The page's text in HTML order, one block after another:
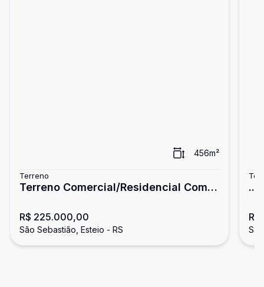
456m²
Terreno
Terreno Comercial/Residencial Com
R$ 225.000,00
São Sebastião, Esteio - RS
...